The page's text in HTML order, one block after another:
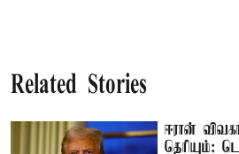
Related Stories
ஈரான்
தெரியும்: